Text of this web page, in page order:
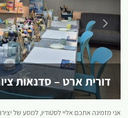
דורית ארט – סדנאות
אני מזמינה אתכם אליי לסטודיו, למסע של